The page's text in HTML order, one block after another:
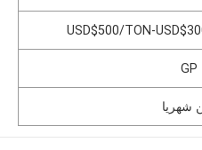
USD$500/TON-